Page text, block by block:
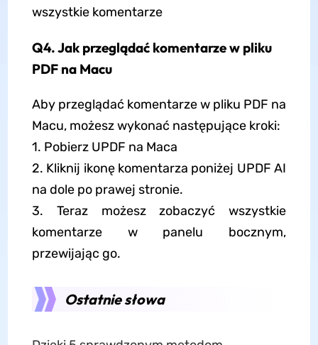
wszystkie komentarze
Q4. Jak przeglądać komentarze w pliku
PDF na Macu
Aby przeglądać komentarze w pliku PDF na
Macu, możesz wykonać następujące kroki:
1. Pobierz UPDF na Maca
2. Kliknij ikonę komentarza poniżej UPDF AI
na dole po prawej stronie.
3. Teraz możesz zobaczyć wszystkie
komentarze w panelu bocznym,
przewijając go.
Ostatnie słowa